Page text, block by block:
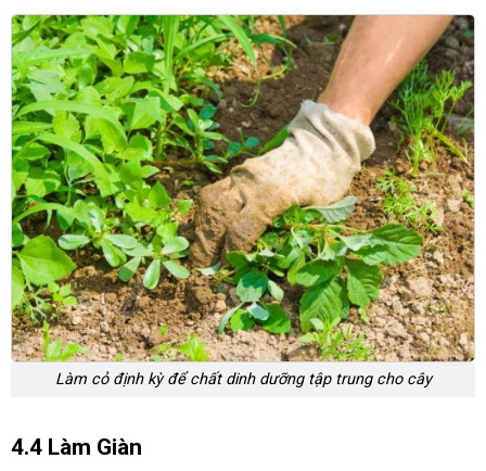
Làm cỏ định kỳ để chất dinh dưỡng tập trung cho cây
4.4 Làm Giàn